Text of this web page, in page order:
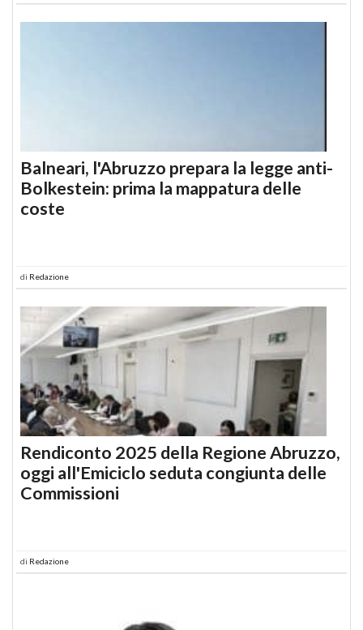
Balneari, l'Abruzzo prepara la legge anti-
Bolkestein: prima la mappatura delle
coste
di Redazione
Rendiconto 2025 della Regione Abruzzo,
oggi all'Emiciclo seduta congiunta delle
Commissioni
di Redazione